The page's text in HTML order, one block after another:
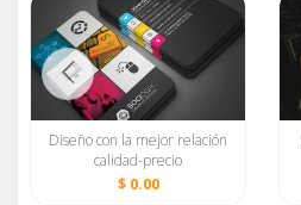
Diseño con la mejor relación
calidad-precio
$ 0.00